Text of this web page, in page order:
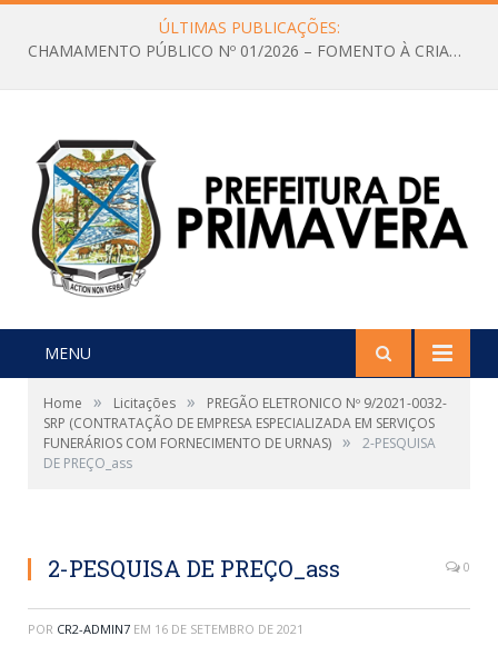
ÚLTIMAS PUBLICAÇÕES:
CHAMAMENTO PÚBLICO Nº 01/2026 – FOMENTO À CRIAÇÃO E A CIRCULAÇÃO DE PRODUÇÕES CULTURAIS – Aldir Blanc
MENU
Home » Licitações »
PREGÃO ELETRONICO Nº 9/2021-0032-
SRP (CONTRATAÇÃO DE EMPRESA ESPECIALIZADA EM SERVIÇOS
FUNERÁRIOS COM FORNECIMENTO DE URNAS) »
2-PESQUISA
DE PREÇO_ass
2-PESQUISA DE PREÇO_ass 0
POR CR2-ADMIN7 EM 16 DE SETEMBRO DE 2021